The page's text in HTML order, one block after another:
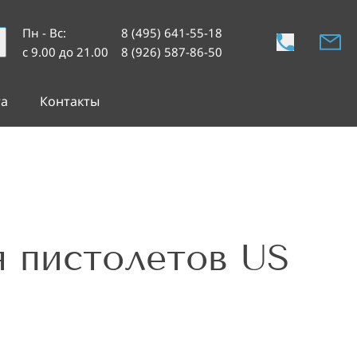
Пн - Вс:
с 9.00 до 21.00
8 (495) 641-55-18
8 (926) 587-86-50
Контакты
US